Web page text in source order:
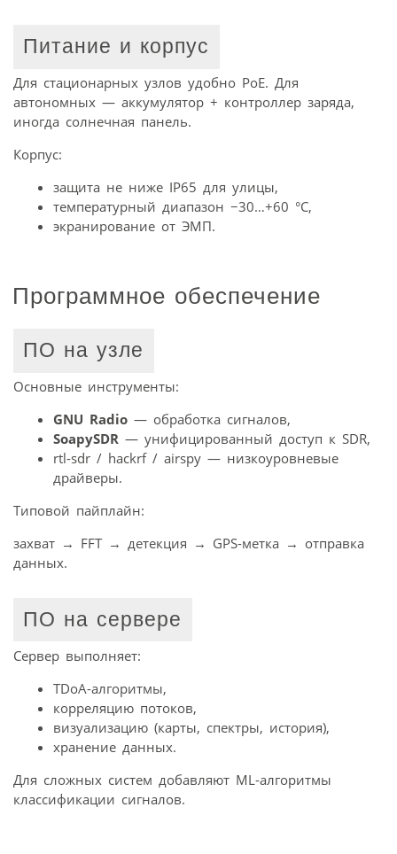
Питание и корпус
Для стационарных узлов удобно PoE. Для
автономных — аккумулятор + контроллер заряда,
иногда солнечная панель.
Корпус:
защита не ниже IP65 для улицы,
температурный диапазон −30…+60 °C,
экранирование от ЭМП.
Программное обеспечение
ПО на узле
Основные инструменты:
GNU Radio — обработка сигналов,
SoapySDR — унифицированный доступ к SDR,
rtl-sdr / hackrf / airspy — низкоуровневые
драйверы.
Типовой пайплайн:
захват → FFT → детекция → GPS-метка → отправка
данных.
ПО на сервере
Сервер выполняет:
TDoA-алгоритмы,
корреляцию потоков,
визуализацию (карты, спектры, история),
хранение данных.
Для сложных систем добавляют ML-алгоритмы
классификации сигналов.